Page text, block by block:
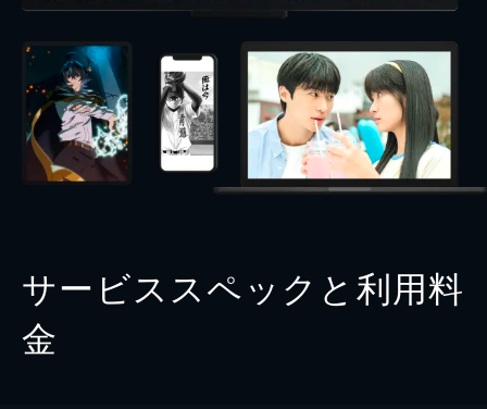
サービススペックと利用料
金